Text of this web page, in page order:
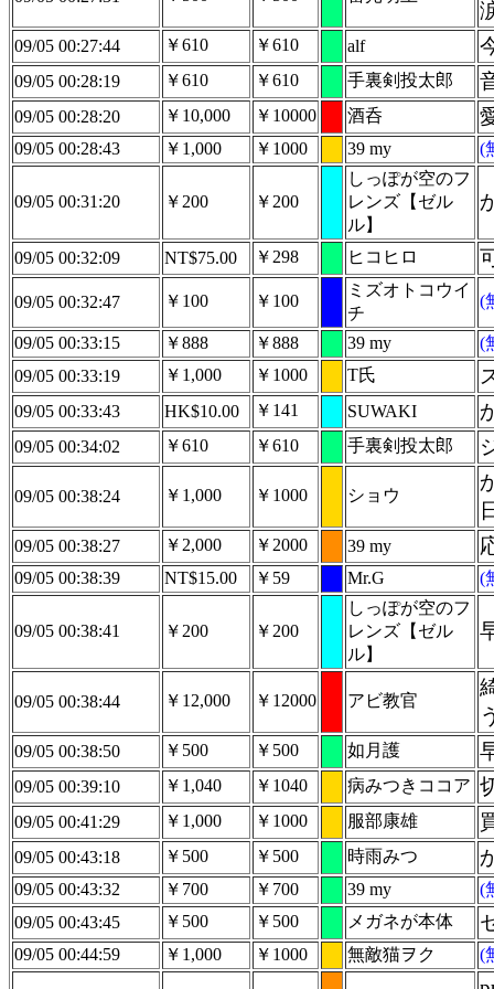
09/05 00:27:44 ￥610 ￥610 alf
09/05 00:28:19 ￥610 ￥610 手裏剣投太郎
09/05 00:28:20 ￥10,000 ￥10000 酒呑
09/05 00:28:43 ￥1,000 ￥1000 39 my (
09/05 00:31:20 ￥200 ￥200
しっぽが空のフ
レンズ【ゼル
ル】
09/05 00:32:09 NT$75.00 ￥298 ヒコヒロ
09/05 00:32:47 ￥100 ￥100
ミズオトコウイ
チ
(
09/05 00:33:15 ￥888 ￥888 39 my
(
09/05 00:33:19
￥1,000 ￥1000 T氏
09/05 00:33:43 HK$10.00 ￥141 SUWAKI
09/05 00:34:02 ￥610 ￥610 手裏剣投太郎
09/05 00:38:24 ￥1,000 ￥1000 ショウ
09/05 00:38:27 ￥2,000 ￥2000 39 my
09/05 00:38:39 NT$15.00 ￥59 Mr.G (
09/05 00:38:41 ￥200 ￥200
しっぽが空のフ
レンズ【ゼル
ル】
09/05 00:38:44 ￥12,000 ￥12000 アビ教官
09/05 00:38:50 ￥500 ￥500 如月護
09/05 00:39:10 ￥1,040 ￥1040 病みつきココア
09/05 00:41:29 ￥1,000 ￥1000 服部康雄
09/05 00:43:18 ￥500 ￥500 時雨みつ
09/05 00:43:32 ￥700 ￥700 39 my
(
09/05 00:43:45
￥500 ￥500 メガネが本体
09/05 00:44:59 ￥1,000 ￥1000 無敵猫ヲク (